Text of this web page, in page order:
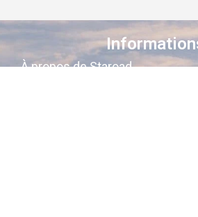
À propos de Staroad